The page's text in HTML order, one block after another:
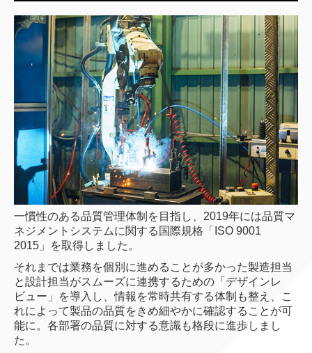
一慣性のある品質管理体制を目指し、2019年には品質マ
ネジメントシステムに関する国際規格「ISO 9001
2015」を取得しました。
それまでは業務を個別に進めることが多かった製造担当
と設計担当がスムーズに連携するための「デザインレ
ビュー」を導入し、情報を常時共有する体制も整え、こ
れによって製品の品質をきめ細やかに確認することが可
能に。各部署の品質に対する意識も格段に進歩しまし
た。